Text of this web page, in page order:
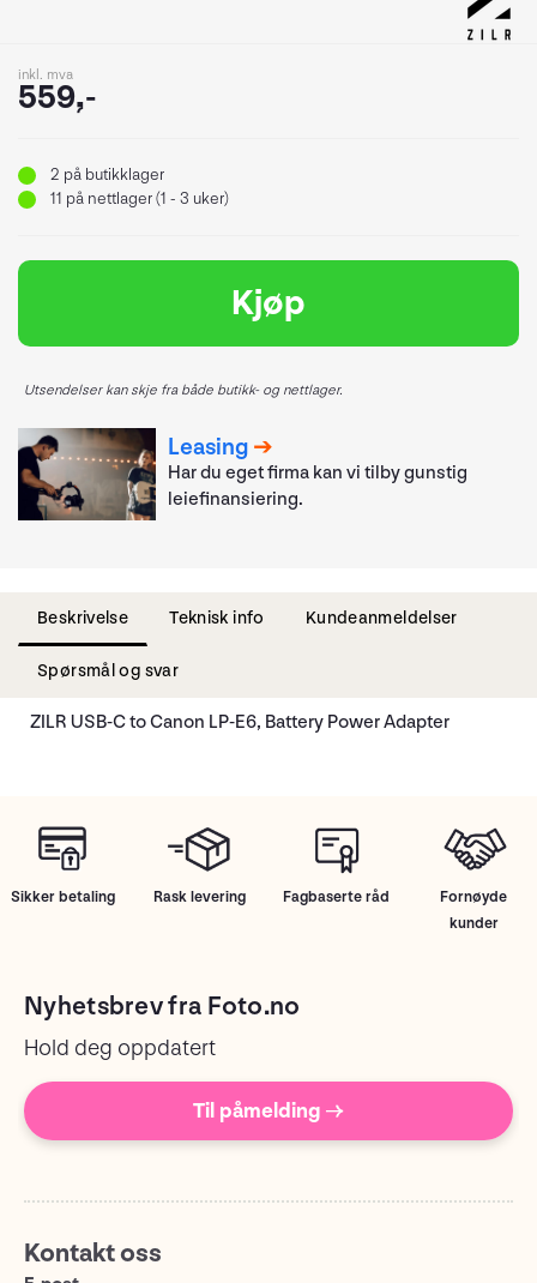
inkl. mva
559,-
2 på butikklager
11 på nettlager (1 - 3 uker)
Kjøp
Utsendelser kan skje fra både butikk- og nettlager.
Leasing
Har du eget firma kan vi tilby gunstig
leiefinansiering.
Beskrivelse Teknisk info Kundeanmeldelser
Spørsmål og svar
ZILR USB-C to Canon LP-E6, Battery Power Adapter
Sikker betaling Rask levering Fagbaserte råd
Fornøyde
kunder
Nyhetsbrev fra Foto.no
Hold deg oppdatert
Til påmelding →
Kontakt oss